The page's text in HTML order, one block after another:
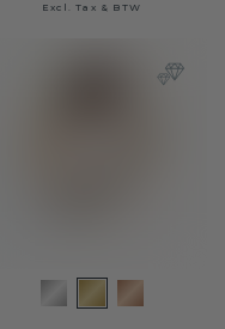
Excl. Tax & BTW